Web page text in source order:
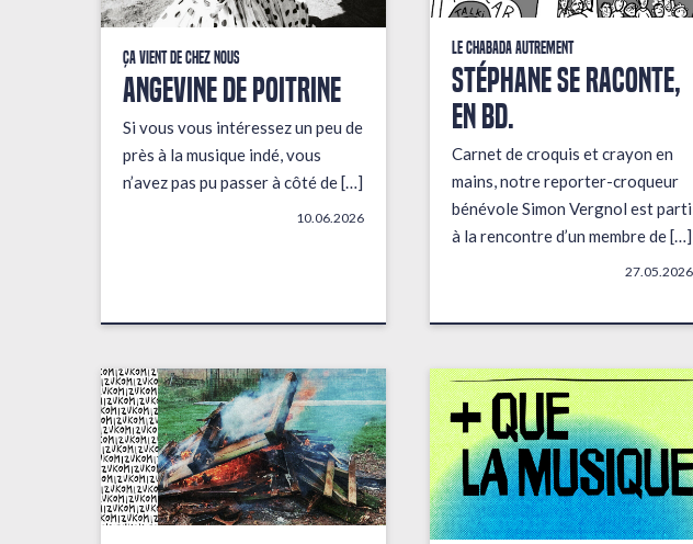
Ça vient de chez nous
ANGEVINE DE POITRINE
Si vous vous intéressez un peu de
près à la musique indé, vous
n’avez pas pu passer à côté de […]
10.06.2026
Le Chabada autrement
STÉPHANE SE RACONTE,
EN BD.
Carnet de croquis et crayon en
mains, notre reporter-croqueur
bénévole Simon Vergnol est parti
à la rencontre d’un membre de […]
27.05.2026